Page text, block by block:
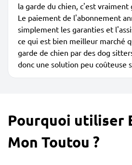
la garde du chien, c'est vraiment
Le paiement de l'abonnement
simplement les garanties et
ce qui est bien meilleur marché
garde de chien par des dog
donc une solution peu coûteuse
Pourquoi utiliser
Mon Toutou ?